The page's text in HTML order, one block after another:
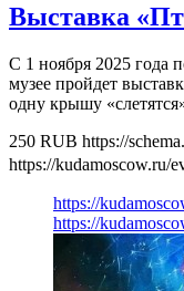
Выставка
С 1 ноября 2025 года
музее пройдет
одну крышу
250 RUB https://
https://kudamoscow.ru/
https://
https://